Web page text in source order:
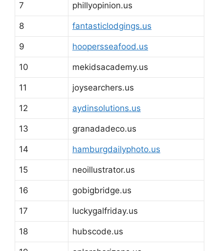
7 phillyopinion.us
8 fantasticlodgings.us
9 hoopersseafood.us
10 mekidsacademy.us
11 joysearchers.us
12 aydinsolutions.us
13 granadadeco.us
14 hamburgdailyphoto.us
15 neoillustrator.us
16 gobigbridge.us
17 luckygalfriday.us
18 hubscode.us